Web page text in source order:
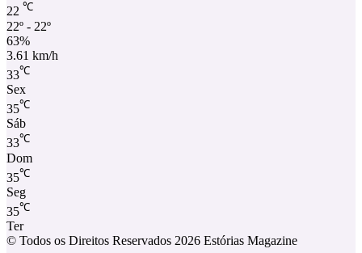
22 ℃
22º - 22º
63%
3.61 km/h
33℃
Sex
35℃
Sáb
33℃
Dom
35℃
Seg
35℃
Ter
© Todos os Direitos Reservados 2026 Estórias Magazine